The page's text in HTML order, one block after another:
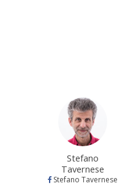
Stefano
Tavernese
Stefano Tavernese